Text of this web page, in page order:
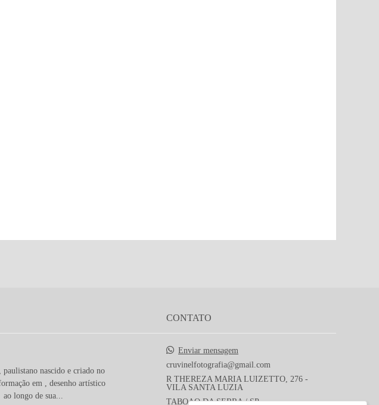
nascido e criado no
em , desenho artístico
longo de sua...
CONTATO
Enviar mensagem
cruvinelfotografia@gmail.com
R THEREZA MARIA LUIZETTO, 276 -
VILA SANTA LUZIA
TABOAO DA SERRA / SP